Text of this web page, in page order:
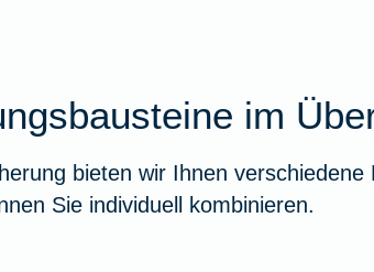
im
bieten wir Ihnen verschiedene
Sie individuell kombinieren.